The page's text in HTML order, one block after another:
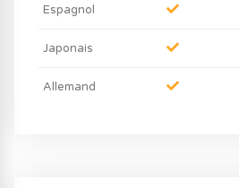
Espagnol
Japonais
Allemand